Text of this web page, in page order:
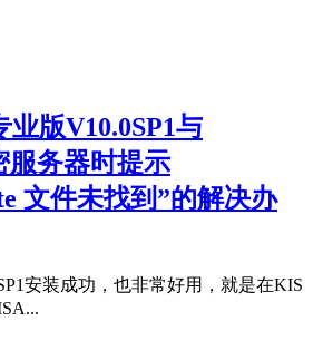
版V10.0SP1与
服务器时提示
文件未找到”的解决办
安装成功，也非常好用，就是在KIS